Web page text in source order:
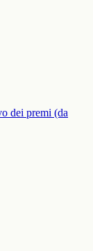
dei premi (da